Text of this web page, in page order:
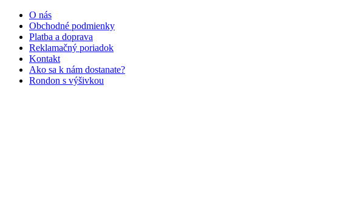
O nás
Obchodné podmienky
Platba a doprava
Reklamačný poriadok
Kontakt
Ako sa k nám dostanate?
Rondon s výšivkou